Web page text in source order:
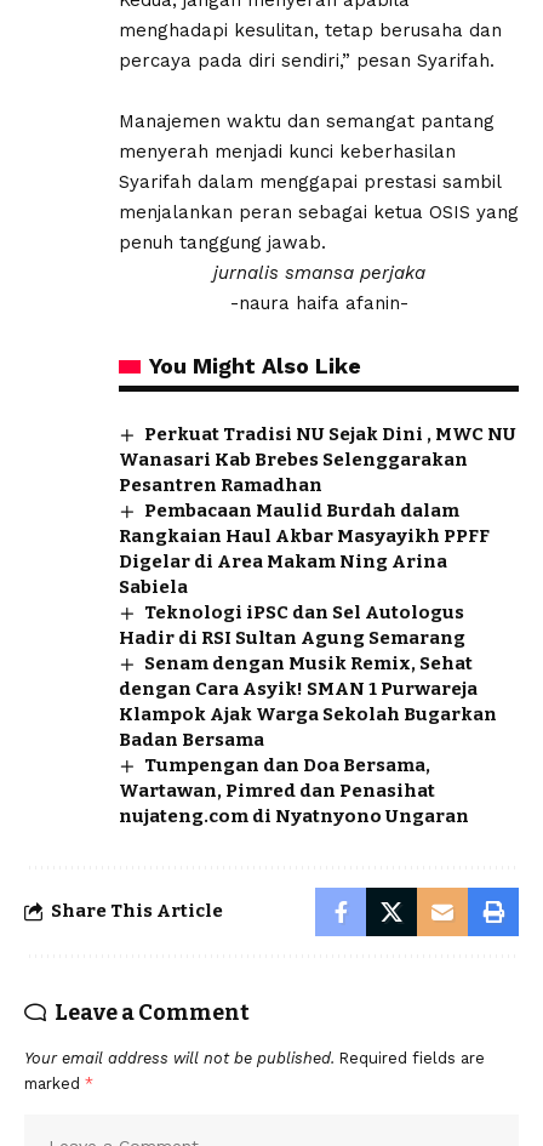
menghadapi kesulitan, tetap berusaha dan
percaya pada diri sendiri,” pesan Syarifah.
Manajemen waktu dan semangat pantang
menyerah menjadi kunci keberhasilan
Syarifah dalam menggapai prestasi sambil
menjalankan peran sebagai ketua OSIS yang
penuh tanggung jawab.
jurnalis smansa perjaka
-naura haifa afanin-
You Might Also Like
Perkuat Tradisi NU Sejak Dini , MWC NU
Wanasari Kab Brebes Selenggarakan
Pesantren Ramadhan
Pembacaan Maulid Burdah dalam
Rangkaian Haul Akbar Masyayikh PPFF
Digelar di Area Makam Ning Arina
Sabiela
Teknologi iPSC dan Sel Autologus
Hadir di RSI Sultan Agung Semarang
Senam dengan Musik Remix, Sehat
dengan Cara Asyik! SMAN 1 Purwareja
Klampok Ajak Warga Sekolah Bugarkan
Badan Bersama
Tumpengan dan Doa Bersama,
Wartawan, Pimred dan Penasihat
nujateng.com di Nyatnyono Ungaran
Share This Article
Leave a Comment
Your email address will not be published. Required fields are
marked *